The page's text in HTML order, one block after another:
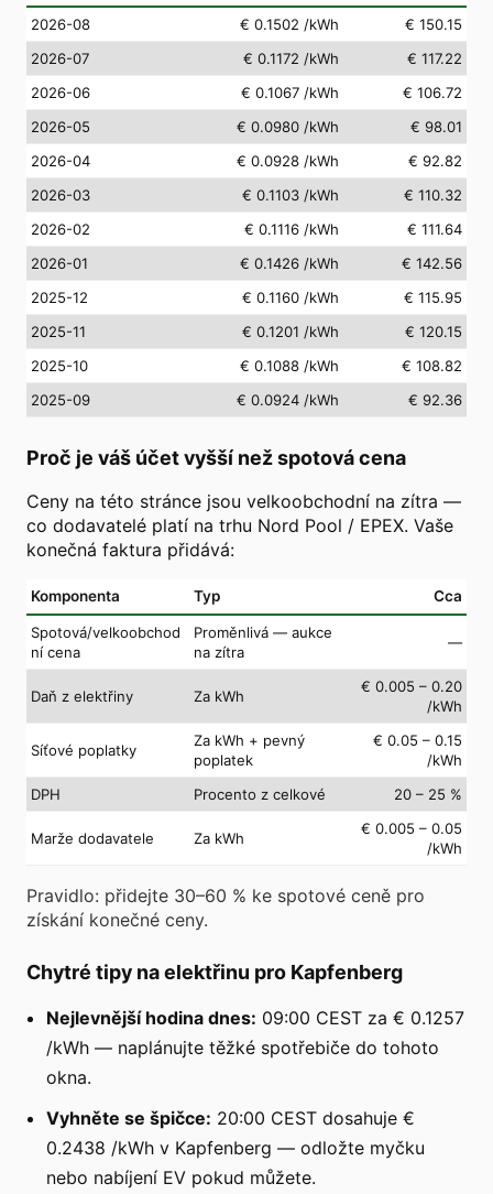
2026-08 € 0.1502 /kWh
€ 150.15
2026-07
€ 0.1172 /kWh
€ 117.22
2026-06
€ 0.1067 /kWh
€ 106.72
2026-05
€ 0.0980 /kWh
€ 98.01
2026-04
€ 0.0928 /kWh
€ 92.82
2026-03
€ 0.1103 /kWh
€ 110.32
2026-02
€ 0.1116 /kWh
€ 111.64
2026-01
€ 0.1426 /kWh
€ 142.56
2025-12
€ 0.1160 /kWh
€ 115.95
2025-11
€ 0.1201 /kWh
€ 120.15
2025-10
€ 0.1088 /kWh
€ 108.82
2025-09
€ 0.0924 /kWh € 92.36
Proč je váš účet vyšší než spotová cena
Ceny na této stránce jsou velkoobchodní na zítra —
co dodavatelé platí na trhu Nord Pool / EPEX. Vaše
konečná faktura přidává:
Komponenta Typ Cca
Spotová/velkoobchod
ní cena
Proměnlivá — aukce
na zítra
—
Daň z elektřiny Za kWh
€ 0.005 – 0.20
/kWh
Síťové poplatky
Za kWh + pevný
poplatek
€ 0.05 – 0.15
/kWh
DPH
Procento z celkové 20 – 25 %
Marže dodavatele Za kWh
€ 0.005 – 0.05
/kWh
Pravidlo: přidejte 30–60 % ke spotové ceně pro
získání konečné ceny.
Chytré tipy na elektřinu pro Kapfenberg
Nejlevnější hodina dnes: 09:00 CEST za € 0.1257
/kWh — naplánujte těžké spotřebiče do tohoto
okna.
Vyhněte se špičce: 20:00 CEST dosahuje €
0.2438 /kWh v Kapfenberg — odložte myčku
nebo nabíjení EV pokud můžete.